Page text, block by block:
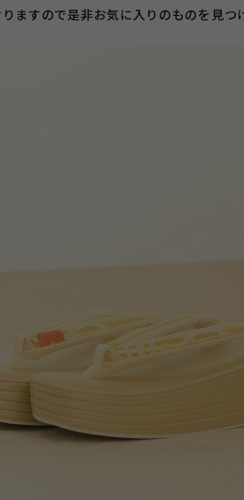
ますので是非お気に入りのものを見